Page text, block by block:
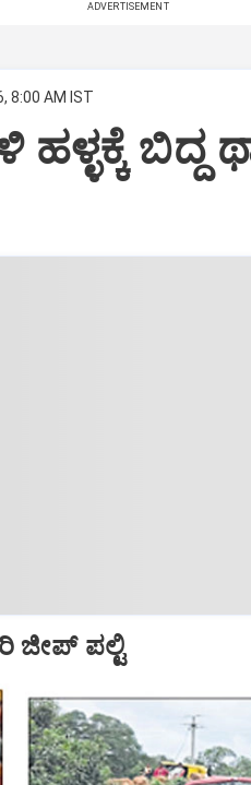
ADVERTISEMENT
8:00 AM IST
ಬಿದ್ದ
ಜೀಪ್‌ ಪಲ್ಟಿ